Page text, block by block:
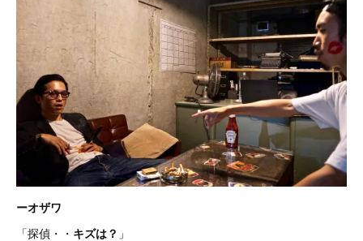
ーオザワ
「探偵・・ キズは？ 」